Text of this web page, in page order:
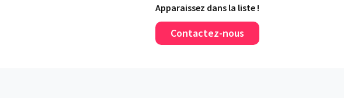
Apparaissez dans la liste !
Contactez-nous